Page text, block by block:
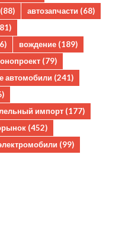
(88) автозапчасти (68)
вождение (189)
(79)
автомобили (241)
импорт (177)
(452)
(99)